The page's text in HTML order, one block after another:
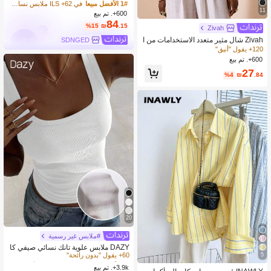
11
Zivah
Zivah شال مثير متعدد الاستخدامات من ا
لأكريليك، بتصميم كشكش على الكتف ويا
قة على شكل V، مناسب للعطلات
120+ يقول "أنيق"
600+. تم بيع
₪27 .84
%4
5
1# الأفضل مبيعا
600+. تم بيع
₪84.15
%15
SDNGED
20
#ملابس غير رسمية
DAZY ملابس علوية تانك نسائي صيفي كا
جوال متعدد الاستخدامات بلون موحد
1# الأفضل مبيعا
60+ يقول "بدون رائحة"
1# الأفضل مبيعا
60+ يقول "بدون رائحة"
1# الأفضل مبيعا
60+ يقول "بدون رائحة"
3.9k+. تم بيع